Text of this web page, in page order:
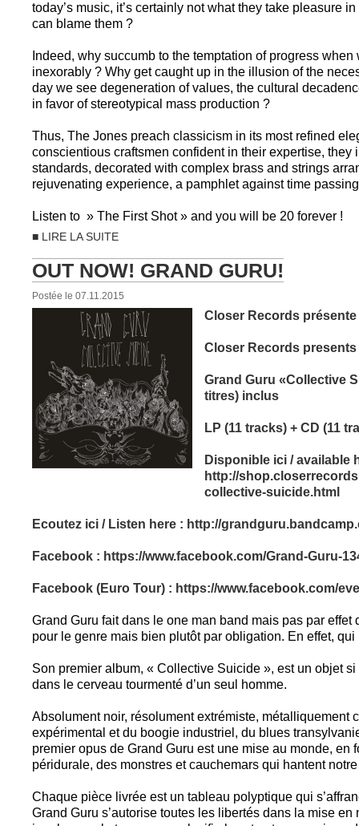
today’s music, it’s certainly not what they take pleasure
can blame them ?
Indeed, why succumb to the temptation of progress
inexorably ? Why get caught up in the illusion of the
day we see degeneration of values, the cultural
in favor of stereotypical mass production ?
Thus, The Jones preach classicism in its most refined
conscientious craftsmen confident in their expertise, they
standards, decorated with complex brass and strings
rejuvenating experience, a pamphlet against time
Listen to » The First Shot » and you will be 20 forever !
■ LIRE LA SUITE
OUT NOW! GRAND GURU!
Postée le 07.11.2015
Closer Records présente
Closer Records presents
Grand Guru «Collective
titres) inclus
LP (11 tracks) + CD (11
Disponible ici / available
http://
collective-suicide.html
Ecoutez ici / Listen here : http://
Facebook : https://www.facebook.com/Grand-Guru-
Facebook (Euro Tour) : https://www.facebook.com/
Grand Guru fait dans le one man band mais pas par
pour le genre mais bien plutôt par obligation. En effet,
Son premier album, « Collective Suicide », est un objet
dans le cerveau tourmenté d’un seul homme.
Absolument noir, résolument extrémiste, métalliquement
expérimental et du boogie industriel, du blues
premier opus de Grand Guru est une mise au monde, en
péridurale, des monstres et cauchemars qui hantent
Chaque pièce livrée est un tableau polyptique qui
Grand Guru s’autorise toutes les libertés dans la mise